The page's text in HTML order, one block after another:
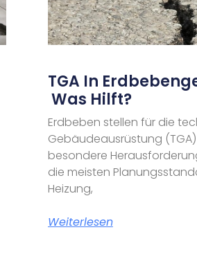
TGA In
Was Hilft?
Erdbeben stellen für die
Gebäudeausrüstung
besondere
die meisten
Heizung,
Weiterlesen